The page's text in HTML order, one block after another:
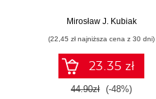
Wydanie III
Mirosław J. Kubiak
(22,45 zł najniższa cena z 30 dni)
23.35 zł
44.90zł (-48%)